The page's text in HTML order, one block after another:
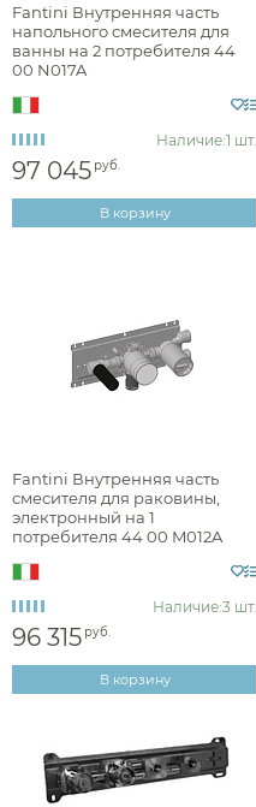
Fantini Внутренняя часть
напольного смесителя для
ванны на 2 потребителя 44
00 N017A
Наличие:1 шт.
97 045 руб.
В корзину
Fantini Внутренняя часть
смесителя для раковины,
электронный на 1
потребителя 44 00 M012A
Наличие:3 шт.
96 315 руб.
В корзину